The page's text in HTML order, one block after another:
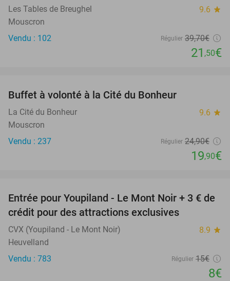
Les Tables de Breughel 9.6 star
Mouscron
Vendu : 102
Régulier 39,70€
21 ,50€
Buffet à volonté à la Cité du Bonheur
La Cité du Bonheur 9.6 star
Mouscron
Vendu : 237
Régulier 24,90€
19,90€
47%
Entrée pour Youpiland - Le Mont Noir + 3 € de
crédit pour des attractions exclusives
CVX (Youpiland - Le Mont Noir) 8.9 star
Heuvelland
Vendu : 783
Régulier 15€
8€